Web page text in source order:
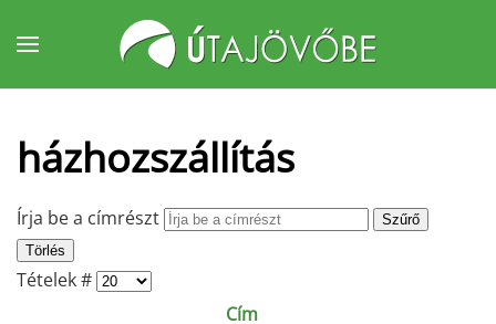
Fő tartalom átugrása
házhozszállítás
Írja be a címrészt
Szűrő
Törlés
Tételek #
Cím